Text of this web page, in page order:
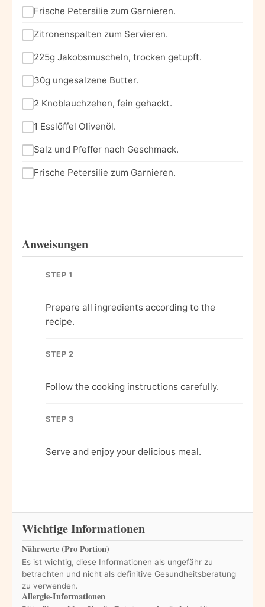
Frische Petersilie zum Garnieren.
Zitronenspalten zum Servieren.
225g Jakobsmuscheln, trocken getupft.
30g ungesalzene Butter.
2 Knoblauchzehen, fein gehackt.
1 Esslöffel Olivenöl.
Salz und Pfeffer nach Geschmack.
Frische Petersilie zum Garnieren.
Anweisungen
STEP 1
Prepare all ingredients according to the
recipe.
STEP 2
Follow the cooking instructions carefully.
STEP 3
Serve and enjoy your delicious meal.
Wichtige Informationen
Nährwerte (Pro Portion)
Es ist wichtig, diese Informationen als ungefähr zu
betrachten und nicht als definitive Gesundheitsberatung
zu verwenden.
Allergie-Informationen